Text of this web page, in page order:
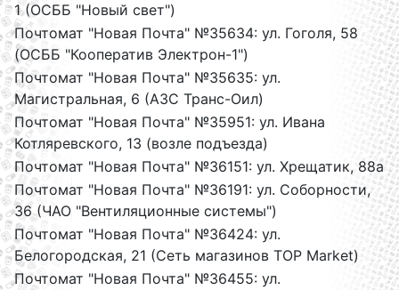
1 (ОСББ "Новый свет")
Почтомат "Новая Почта" №35634: ул. Гоголя, 58
(ОСББ "Кооператив Электрон-1")
Почтомат "Новая Почта" №35635: ул.
Магистральная, 6 (АЗС Транс-Оил)
Почтомат "Новая Почта" №35951: ул. Ивана
Котляревского, 13 (возле подъезда)
Почтомат "Новая Почта" №36151: ул. Хрещатик, 88а
Почтомат "Новая Почта" №36191: ул. Соборности,
36 (ЧАО "Вентиляционные системы")
Почтомат "Новая Почта" №36424: ул.
Белогородская, 21 (Сеть магазинов TOP Market)
Почтомат "Новая Почта" №36455: ул.